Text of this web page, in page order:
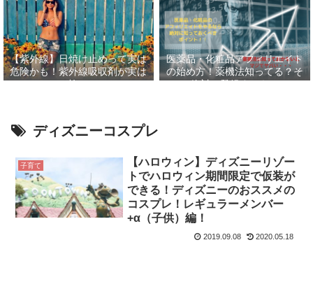
【紫外線】日焼け止めって実は
危険かも！紫外線吸収剤が実は
怖い
医薬品・化粧品アフィリエイト
の始め方！薬機法知ってる？そ
して絶対に登録すべきASP６
ディズニーコスプレ
子育て
【ハロウィン】ディズニーリゾー
トでハロウィン期間限定で仮装が
できる！ディズニーのおススメの
コスプレ！レギュラーメンバー
+α（子供）編！
2019.09.08 2020.05.18